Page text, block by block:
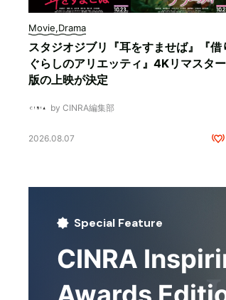
Movie,Drama
スタジオジブリ『耳をすませば』『借
ぐらしのアリエッティ』4Kリマスター
版の上映が決定
by CINRA編集部
2026.08.07
Special Feature
CINRA